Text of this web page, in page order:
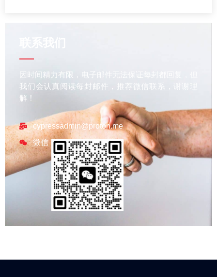
因时间精力有限，电子邮件无法保证每封都回复，但
我们会认真阅读每封邮件，推荐微信联系，谢谢理
解！
cypressadmin@proton.me
微信